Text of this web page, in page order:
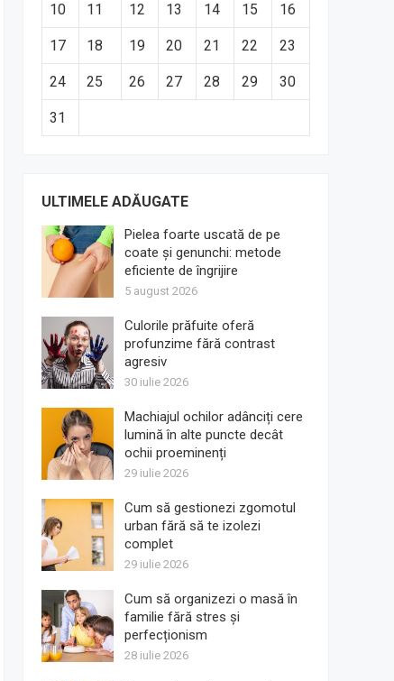
10 11 12 13 14 15 16
17 18 19 20 21 22 23
24 25 26 27 28 29 30
31
ULTIMELE ADĂUGATE
Pielea foarte uscată de pe
coate și genunchi: metode
eficiente de îngrijire
5 august 2026
Culorile prăfuite oferă
profunzime fără contrast
agresiv
30 iulie 2026
Machiajul ochilor adânciți cere
lumină în alte puncte decât
ochii proeminenți
29 iulie 2026
Cum să gestionezi zgomotul
urban fără să te izolezi
complet
29 iulie 2026
Cum să organizezi o masă în
familie fără stres și
perfecționism
28 iulie 2026